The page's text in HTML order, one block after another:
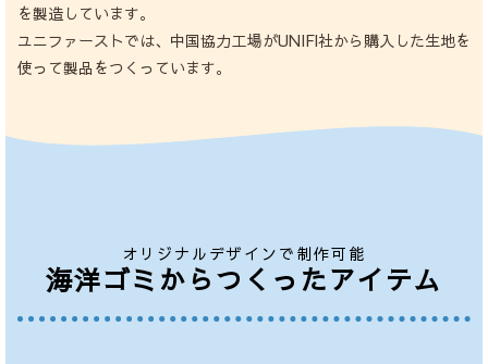
を製造しています。
ユニファーストでは、中国協力工場がUNIFI社から購入した生地を
使って製品をつくっています。
オリジナルデザインで制作可能
海洋ゴミからつくったアイテム